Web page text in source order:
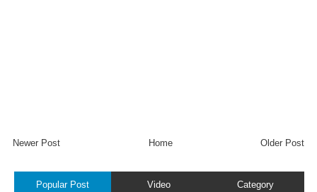
Newer Post Older Post
Home
Popular Post Video Category